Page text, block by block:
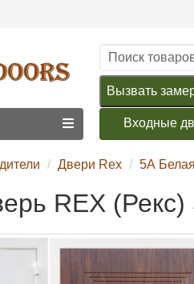
Вызвать
Входные
Двери Rex 5А
REX